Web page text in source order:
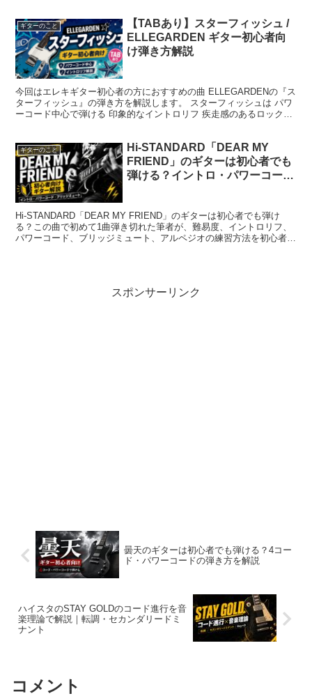
ギターのこと
【TABあり】スターフィッシュ /
ELLEGARDEN ギター初心者向
け弾き方解説
今回はエレキギター初心者の方におすすめの曲 ELLEGARDENの『ス
ターフィッシュ』の弾き方を解説します。 スターフィッシュは パワ
ーコード中心で弾ける 印象的なイントロリフ 疾走感のあるロックサ
ギターのこと
Hi-STANDARD「DEAR MY
FRIEND」のギターは初心者でも
弾ける？イントロ・パワーコー
Hi-STANDARD「DEAR MY FRIEND」のギターは初心者でも弾け
る？この曲で初めて1曲弾き切れた筆者が、難易度、イントロリフ、
パワーコード、ブリッジミュート、アルペジオの練習方法を初心者向
スポンサーリンク
曇天のギターは初心者でも弾ける？4コー
ド・パワーコードの弾き方を解説
ハイスタのSTAY GOLDのコード進行を音
楽理論で解説｜転調・セカンダリードミ
ナント
コメント